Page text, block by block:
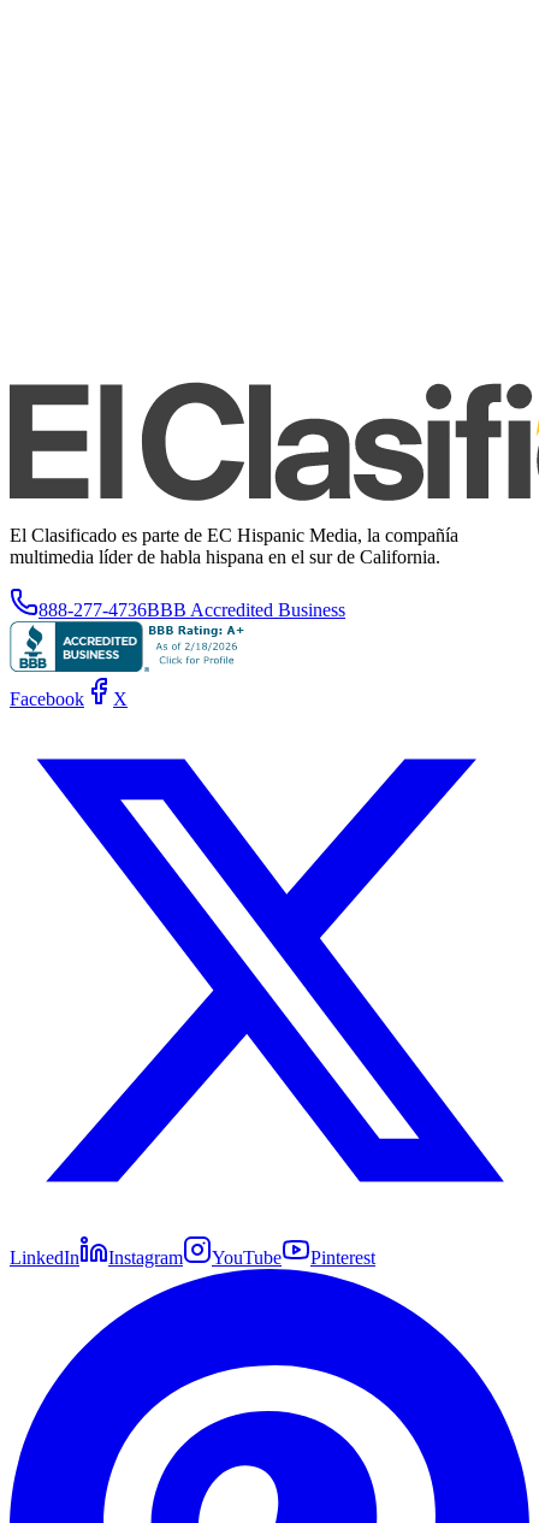
El Clasificado es parte de EC Hispanic Media, la compañía
multimedia líder de habla hispana en el sur de California.
888-277-4736BBB Accredited Business
Facebook X
LinkedIn Instagram YouTube Pinterest